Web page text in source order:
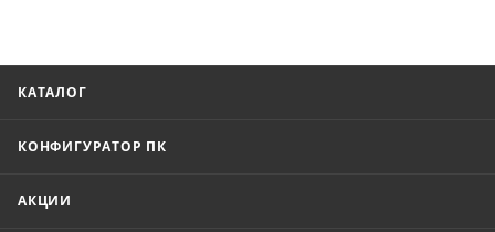
КАТАЛОГ
КОНФИГУРАТОР ПК
АКЦИИ